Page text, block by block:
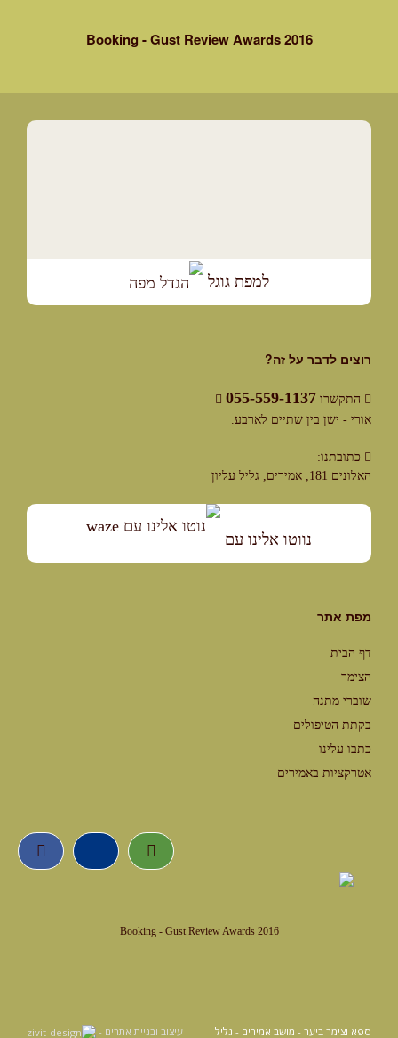
Booking - Gust Review Awards 2016
למפת גוגל
רוצים לדבר על זה?
התקשרו055-559-1137
אורי - ישן בין שתיים לארבע.
כתובתנו:
האלונים 181, אמירים, גליל עליון
נווטו אלינו עם
מפת אתר
דף הבית
הצימר
שוברי מתנה
בקתת הטיפולים
כתבו עלינו
אטרקציות באמירים
Booking - Gust Review Awards 2016
ספא וצימר ביער - מושב אמירים - גליל עיצוב ובניית אתרים -